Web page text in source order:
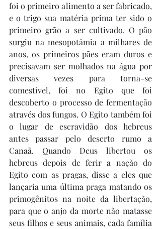
foi o primeiro alimento a ser fabricado,
e o trigo sua matéria prima ter sido o
primeiro grão a ser cultivado. O pão
surgiu na mesopotâmia a milhares de
anos, os primeiros pães eram duros e
precisavam ser molhados na água por
diversas vezes para torna-se
comestível, foi no Egito que foi
descoberto o processo de fermentação
através dos fungos. O Egito também foi
o lugar de escravidão dos hebreus
antes passar pelo deserto rumo a
Canaã. Quando Deus libertou os
hebreus depois de ferir a nação do
Egito com as pragas, disse a eles que
lançaria uma última praga matando os
primogênitos na noite da libertação,
para que o anjo da morte não matasse
seus filhos e seus animais, cada família